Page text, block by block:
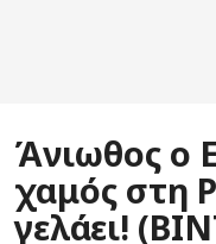
Άνιωθος ο
χαμός στη
γελάει!